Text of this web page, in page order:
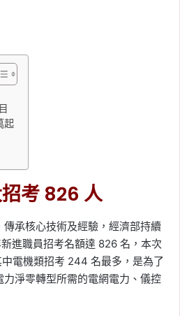
起
考 826 人
承核心技術及經驗，經濟部持續
進職員招考名額達 826 名，本次
電機類招考 244 名最多，是為了
淨零轉型所需的電網電力、儀控